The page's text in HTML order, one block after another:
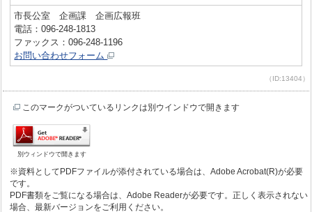
市長公室 企画課 企画広報班
電話：096-248-1813
ファックス：096-248-1196
お問い合わせフォーム
（ID:13404）
このマークがついているリンクは別ウインドウで開きます
別ウィンドウで開きます
※資料としてPDFファイルが添付されている場合は、Adobe Acrobat(R)が必要
です。
PDF書類をご覧になる場合は、Adobe Readerが必要です。正しく表示されない
場合、最新バージョンをご利用ください。